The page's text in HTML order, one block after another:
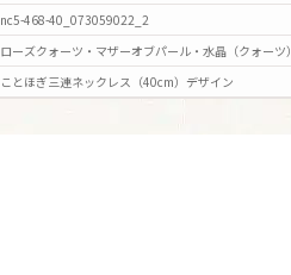
nc5-468-40_073059022_2
ローズクォーツ・マザーオブパール・水晶（クォーツ）
ことほぎ三連ネックレス（40cm） デザイン